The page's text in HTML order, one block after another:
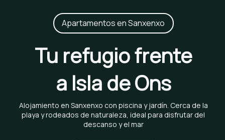
Apartamentos en Sanxenxo
Tu refugio frente
a Isla de Ons
Alojamiento en Sanxenxo con piscina y jardín. Cerca de la
playa y rodeados de naturaleza, ideal para disfrutar del
descanso y el mar